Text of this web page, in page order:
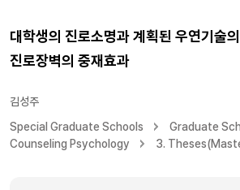
대학생의 진로소명과 계획된 우연기술
진로장벽의 중재효과
김성주
Special Graduate Schools
Graduate
Counseling Psychology
3.